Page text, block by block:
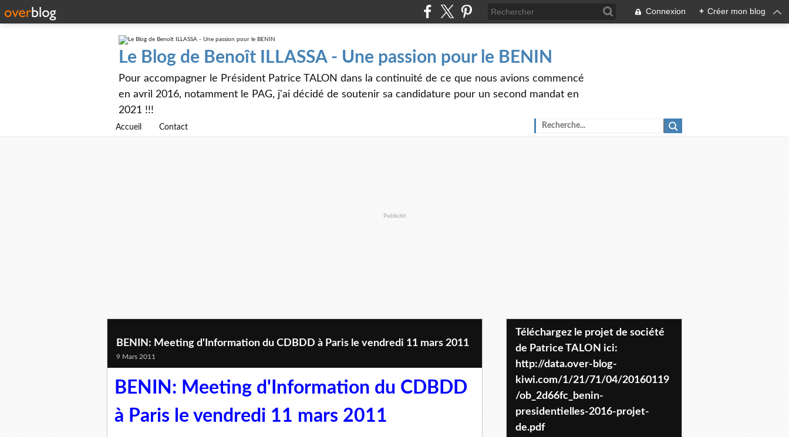
Connexion + Créer mon blog
Le Blog de Benoît ILLASSA - Une passion pour le BENIN
Pour accompagner le Président Patrice TALON dans la continuité de ce que nous avions commencé
en avril 2016, notamment le PAG, j'ai décidé de soutenir sa candidature pour un second mandat en
2021 !!!
Accueil Contact
Publicité
BENIN: Meeting d'Information du CDBDD à Paris le vendredi 11 mars 2011
9 Mars 2011
BENIN: Meeting d'Information du CDBDD
à Paris le vendredi 11 mars 2011
Téléchargez le projet de société
de Patrice TALON ici:
http://data.over-blog-
kiwi.com/1/21/71/04/20160119
/ob_2d66fc_benin-
presidentielles-2016-projet-
de.pdf